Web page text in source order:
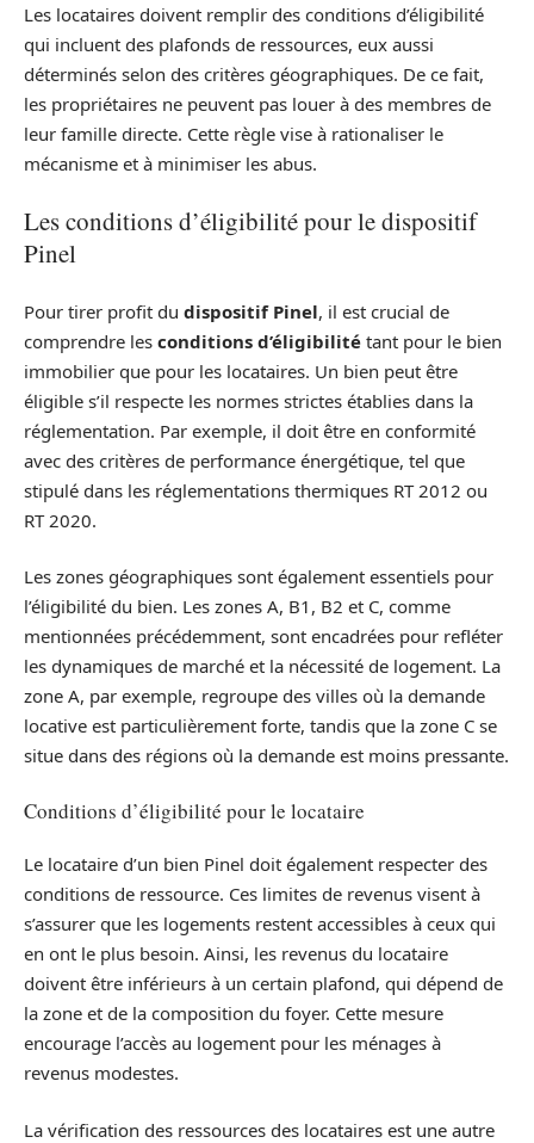
Les locataires doivent remplir des conditions d’éligibilité
qui incluent des plafonds de ressources, eux aussi
déterminés selon des critères géographiques. De ce fait,
les propriétaires ne peuvent pas louer à des membres de
leur famille directe. Cette règle vise à rationaliser le
mécanisme et à minimiser les abus.
Les conditions d’éligibilité pour le dispositif
Pinel
Pour tirer profit du dispositif Pinel, il est crucial de
comprendre les conditions d’éligibilité tant pour le bien
immobilier que pour les locataires. Un bien peut être
éligible s’il respecte les normes strictes établies dans la
réglementation. Par exemple, il doit être en conformité
avec des critères de performance énergétique, tel que
stipulé dans les réglementations thermiques RT 2012 ou
RT 2020.
Les zones géographiques sont également essentiels pour
l’éligibilité du bien. Les zones A, B1, B2 et C, comme
mentionnées précédemment, sont encadrées pour refléter
les dynamiques de marché et la nécessité de logement. La
zone A, par exemple, regroupe des villes où la demande
locative est particulièrement forte, tandis que la zone C se
situe dans des régions où la demande est moins pressante.
Conditions d’éligibilité pour le locataire
Le locataire d’un bien Pinel doit également respecter des
conditions de ressource. Ces limites de revenus visent à
s’assurer que les logements restent accessibles à ceux qui
en ont le plus besoin. Ainsi, les revenus du locataire
doivent être inférieurs à un certain plafond, qui dépend de
la zone et de la composition du foyer. Cette mesure
encourage l’accès au logement pour les ménages à
revenus modestes.
La vérification des ressources des locataires est une autre